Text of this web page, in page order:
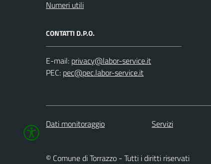
Numeri utili
CONTATTI D.P.O.
E-mail:
PEC:
Dati monitoraggio Servizi
© Comune di Torrazzo - Tutti i diritti riservati